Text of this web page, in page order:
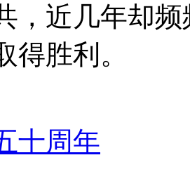
，近几年却
得胜利。
十周年